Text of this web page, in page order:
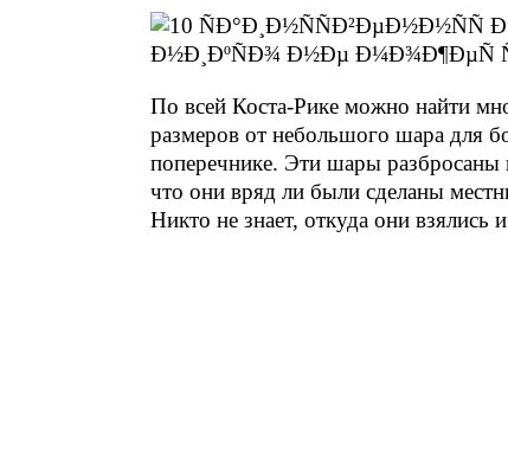
По всей Коста-Рике можно найти
размеров от небольшого шара для
поперечнике. Эти шары разбросаны
что они вряд ли были сделаны
Никто не знает, откуда они взялись